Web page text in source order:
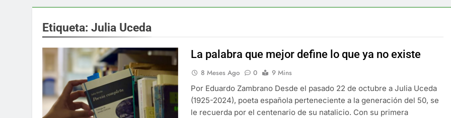
Etiqueta: Julia Uceda
La palabra que mejor define lo que ya no existe
8 Meses Ago 0
9 Mins
Por Eduardo Zambrano Desde el pasado 22 de octubre a Julia Uceda
(1925-2024), poeta española perteneciente a la generación del 50, se
le recuerda por el centenario de su natalicio. Con su primera